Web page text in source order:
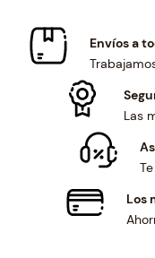
Envíos a
Las
Los